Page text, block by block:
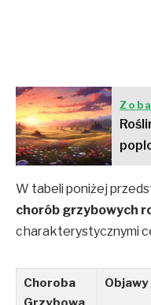
W tabeli poniżej
chorób grzybowych
charakterystycznymi
Choroba
Objawy